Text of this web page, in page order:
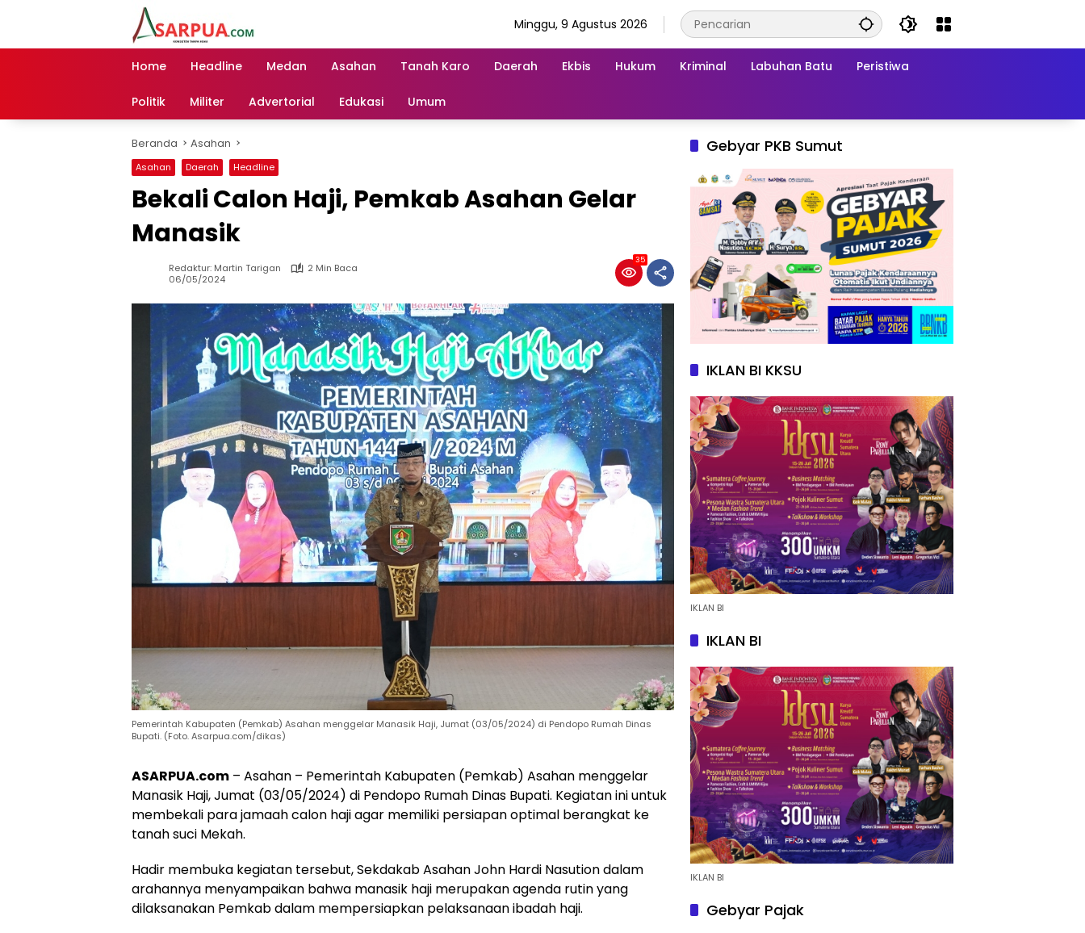
Minggu, 9 Agustus 2026
Home Headline Medan Asahan Tanah Karo Daerah Ekbis Hukum Kriminal Labuhan Batu Peristiwa
Politik Militer Advertorial Edukasi Umum
Beranda Asahan
Asahan Daerah Headline
Bekali Calon Haji, Pemkab Asahan Gelar
Manasik
Redaktur: Martin Tarigan
2 Min Baca
06/05/2024
35
Pemerintah Kabupaten (Pemkab) Asahan menggelar Manasik Haji, Jumat (03/05/2024) di Pendopo Rumah Dinas
Bupati. (Foto. Asarpua.com/dikas)
ASARPUA.com – Asahan – Pemerintah Kabupaten (Pemkab) Asahan menggelar
Manasik Haji, Jumat (03/05/2024) di Pendopo Rumah Dinas Bupati. Kegiatan ini untuk
membekali para jamaah calon haji agar memiliki persiapan optimal berangkat ke
tanah suci Mekah.
Hadir membuka kegiatan tersebut, Sekdakab Asahan John Hardi Nasution dalam
arahannya menyampaikan bahwa manasik haji merupakan agenda rutin yang
dilaksanakan Pemkab dalam mempersiapkan pelaksanaan ibadah haji.
Gebyar PKB Sumut
IKLAN BI KKSU
IKLAN BI
IKLAN BI
IKLAN BI
Gebyar Pajak